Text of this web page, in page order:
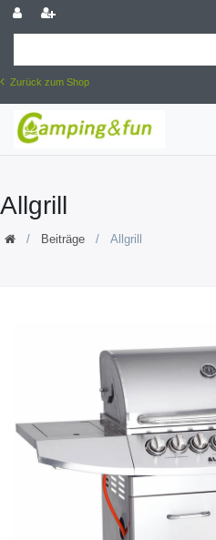
Zurück zum Shop
Allgrill
Beiträge Allgrill